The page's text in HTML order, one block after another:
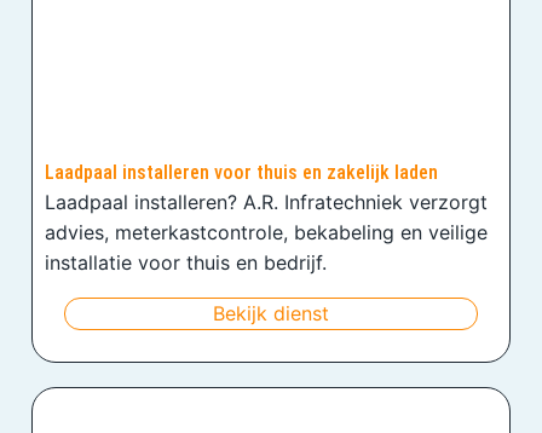
Laadpaal installeren voor thuis en zakelijk laden
Laadpaal installeren? A.R. Infratechniek verzorgt
advies, meterkastcontrole, bekabeling en veilige
installatie voor thuis en bedrijf.
Bekijk dienst